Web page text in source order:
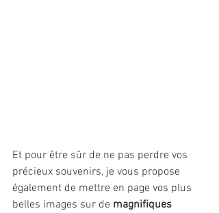
Et pour être sûr de ne pas perdre vos
précieux souvenirs, je vous propose
également de mettre en page vos plus
belles images sur de magnifiques